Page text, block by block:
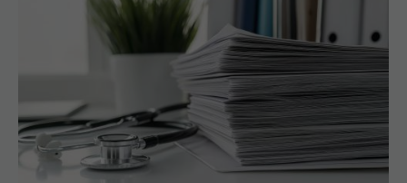
Mii de angajați din Sănătate ar putea primi salarii